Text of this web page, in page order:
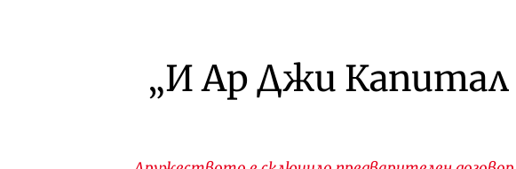
„И Ар Джи Капитал